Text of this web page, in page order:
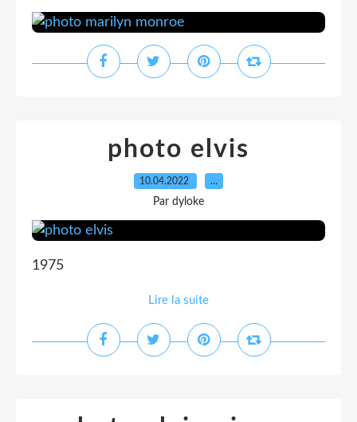
photo elvis
10.04.2022 …
Par dyloke
1975
Lire la suite